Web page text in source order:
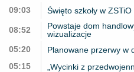
09:03
Święto szkoły w ZSTiO
08:52
Powstaje dom
wizualizacje
05:20
Planowane przerwy w
05:15
„Wycinki z